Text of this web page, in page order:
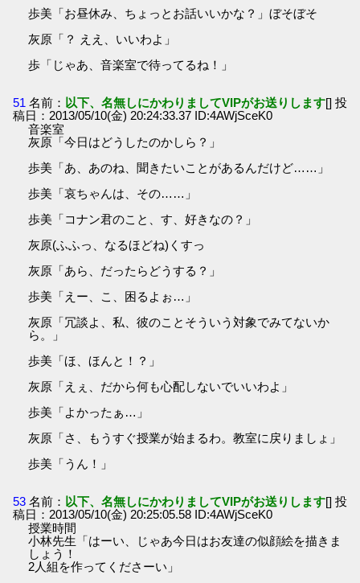
歩美「お昼休み、ちょっとお話いいかな？」ぼそぼそ
灰原「？ ええ、いいわよ」
歩「じゃあ、音楽室で待ってるね！」
51 名前： 以下、名無しにかわりましてVIPがお送りします[] 投
稿日：2013/05/10(金) 20:24:33.37 ID:4AWjSceK0
音楽室
灰原「今日はどうしたのかしら？」
歩美「あ、あのね、聞きたいことがあるんだけど……」
歩美「哀ちゃんは、その……」
歩美「コナン君のこと、す、好きなの？」
灰原(ふふっ、なるほどね)くすっ
灰原「あら、だったらどうする？」
歩美「えー、こ、困るよぉ…」
灰原「冗談よ、私、彼のことそういう対象でみてないか
ら。」
歩美「ほ、ほんと！？」
灰原「えぇ、だから何も心配しないでいいわよ」
歩美「よかったぁ…」
灰原「さ、もうすぐ授業が始まるわ。教室に戻りましょ」
歩美「うん！」
53 名前： 以下、名無しにかわりましてVIPがお送りします[] 投
稿日：2013/05/10(金) 20:25:05.58 ID:4AWjSceK0
授業時間
小林先生「はーい、じゃあ今日はお友達の似顔絵を描きま
しょう！
2人組を作ってくださーい」